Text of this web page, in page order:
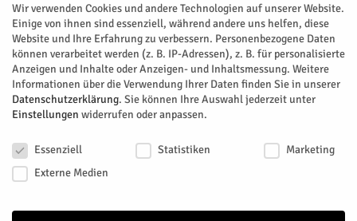
Veterinäramt bittet Bürger um
Hinweise
Am 13. September wurden in Belgien an der Grenze zu
Luxemburg und Frankreich zwei Wildschweine tot
aufgefundenen, die mit dem hochansteckenden Erreger der
zusammenhängenden Waldgebietes der Eifelregion sind die
grenznahen Veterinärämter sensibilisiert.
Wir verwenden Cookies und andere Technologien auf unserer Website.
Einige von ihnen sind essenziell, während andere uns helfen, diese
Website und Ihre Erfahrung zu verbessern. Personenbezogene Daten
können verarbeitet werden (z. B. IP-Adressen), z. B. für personalisierte
Anzeigen und Inhalte oder Anzeigen- und Inhaltsmessung. Weitere
Informationen über die Verwendung Ihrer Daten finden Sie in unserer
Datenschutzerklärung. Sie können Ihre Auswahl jederzeit unter
Einstellungen widerrufen oder anpassen.
Essenziell
Statistiken
Marketing
Externe Medien